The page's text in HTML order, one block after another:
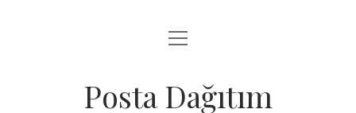
INSTAGRAM GIZLI HIKAYE İZLE
menüyü
aç
Posta Dağıtım